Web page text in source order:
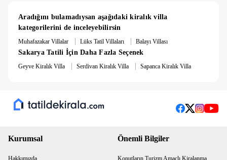
Aradığını bulamadıysan aşağıdaki kiralık villa
kategorilerini de inceleyebilirsin
Muhafazakar Villalar | Lüks Tatil Villaları | Balayı Villası
Sakarya Tatili İçin Daha Fazla Seçenek
Geyve Kiralık Villa | Serdivan Kiralık Villa | Sapanca Kiralık Villa
Kurumsal
Hakkımızda
Önemli Bilgiler
Konutların Turizm Amaçlı Kiralanma